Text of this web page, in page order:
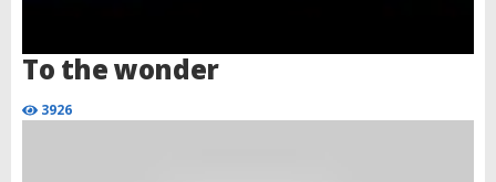
To the wonder
3926